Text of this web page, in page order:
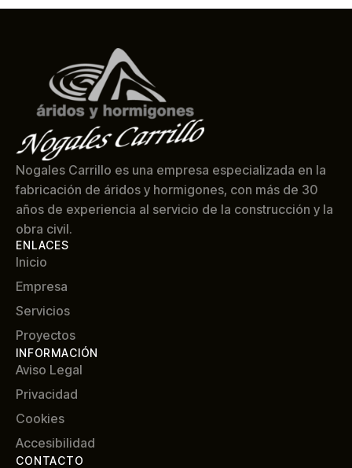
Nogales Carrillo es una empresa especializada en la
fabricación de áridos y hormigones, con más de 30
años de experiencia al servicio de la construcción y la
obra civil.
ENLACES
Inicio
Empresa
Servicios
Proyectos
INFORMACIÓN
Aviso Legal
Privacidad
Cookies
Accesibilidad
CONTACTO